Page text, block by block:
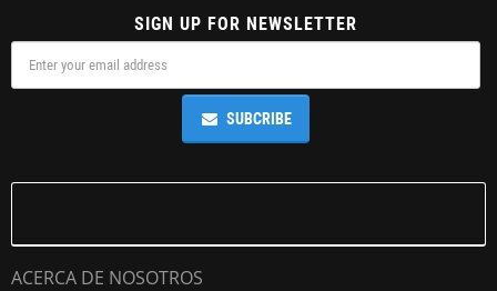
SIGN UP FOR NEWSLETTER
SUBCRIBE
ACERCA DE NOSOTROS